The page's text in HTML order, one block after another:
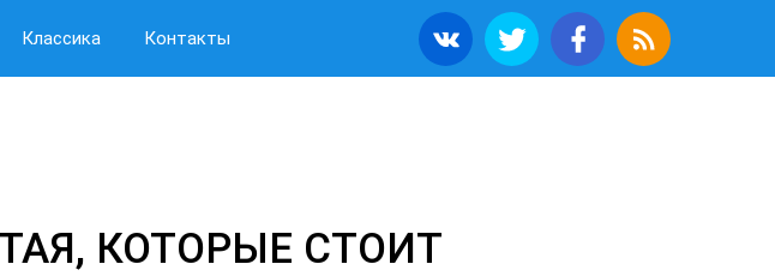
Классика Контакты
КОТОРЫЕ СТОИТ